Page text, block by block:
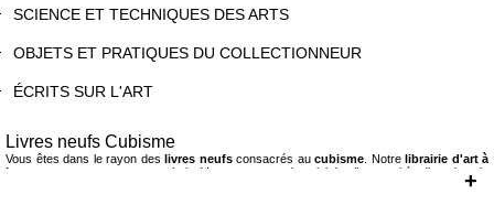
SCIENCE ET TECHNIQUES DES ARTS
OBJETS ET PRATIQUES DU COLLECTIONNEUR
ÉCRITS SUR L'ART
Livres neufs Cubisme
Vous êtes dans le rayon des livres neufs consacrés au cubisme . Notre librairie d'art à
Lyon
vous propose un vaste choix. Vous trouverez donc ici des livres qui étudient dans le
détail les spécificités stylistiques de ce mouvement d'avant garde -ses origines, ses
+